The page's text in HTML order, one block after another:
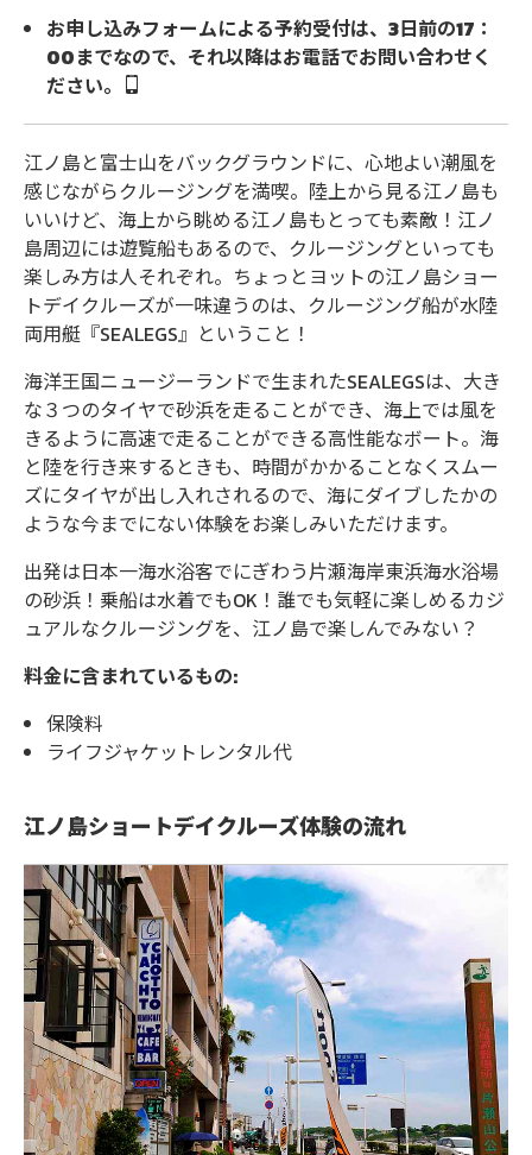
デ
イ
ク
ル
ー
ズ
お申し込みフォームによる予約受付は、3日前の17：
00までなので、それ以降はお電話でお問い合わせく
ださい。
江ノ島と富士山をバックグラウンドに、心地よい潮風を
感じながらクルージングを満喫。陸上から見る江ノ島も
いいけど、海上から眺める江ノ島もとっても素敵！江ノ
島周辺には遊覧船もあるので、クルージングといっても
楽しみ方は人それぞれ。ちょっとヨットの江ノ島ショー
トデイクルーズが一味違うのは、クルージング船が水陸
両用艇『SEALEGS』ということ！
海洋王国ニュージーランドで生まれたSEALEGSは、大き
な３つのタイヤで砂浜を走ることができ、海上では風を
きるように高速で走ることができる高性能なボート。海
と陸を行き来するときも、時間がかかることなくスムー
ズにタイヤが出し入れされるので、海にダイブしたかの
ような今までにない体験をお楽しみいただけます。
出発は日本一海水浴客でにぎわう片瀬海岸東浜海水浴場
の砂浜！乗船は水着でもOK！誰でも気軽に楽しめるカジ
ュアルなクルージングを、江ノ島で楽しんでみない？
料金に含まれているもの:
保険料
ライフジャケットレンタル代
江ノ島ショートデイクルーズ体験の流れ